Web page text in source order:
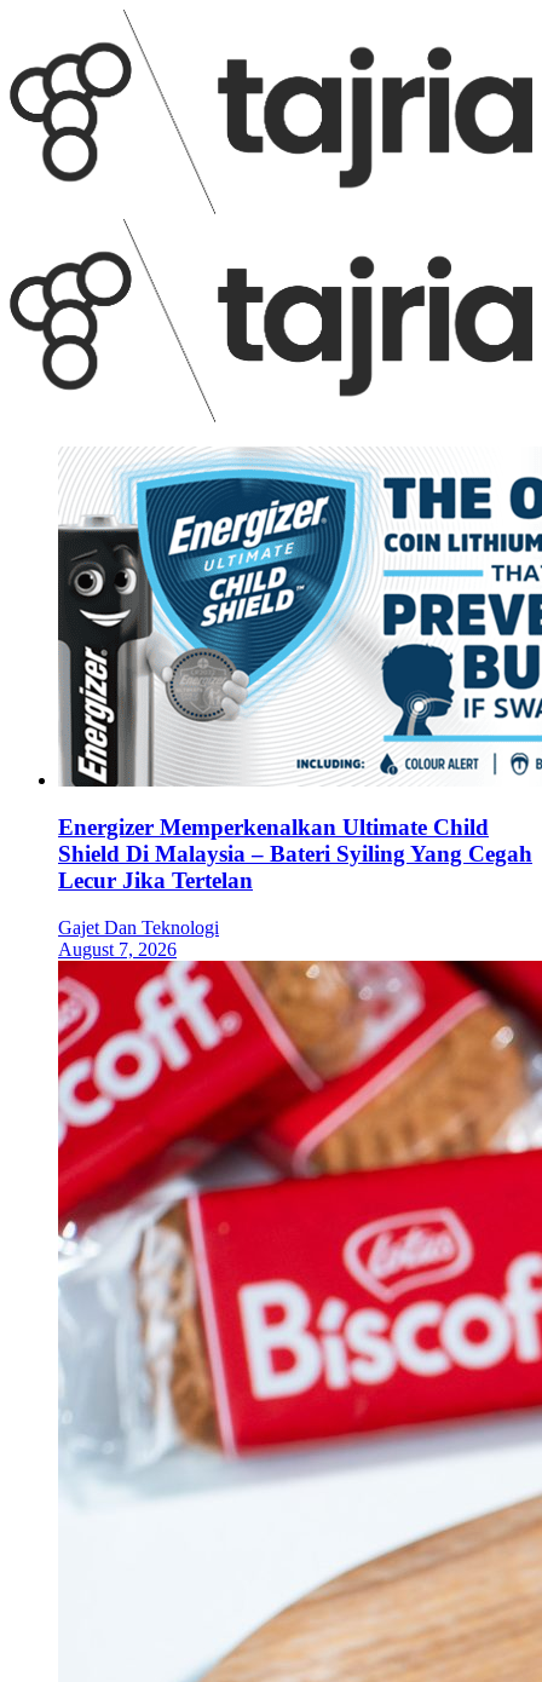
Energizer Memperkenalkan Ultimate Child
Shield Di Malaysia – Bateri Syiling Yang Cegah
Lecur Jika Tertelan
Gajet Dan Teknologi
August 7, 2026